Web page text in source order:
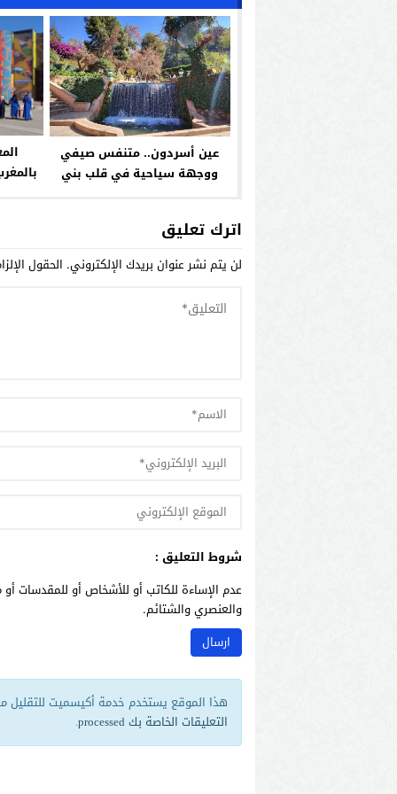
عين أسردون.. متنفس صيفي
ووجهة سياحية في قلب بني
اترك تعليق
لن يتم نشر عنوان بريدك الإلكتروني. الحقول
شروط التعليق :
عدم الإساءة للكاتب أو للأشخاص أو للمقدسات أو
والعنصري والشتائم.
هذا الموقع يستخدم خدمة أكيسميت للتقليل
التعليقات الخاصة بك processed
.